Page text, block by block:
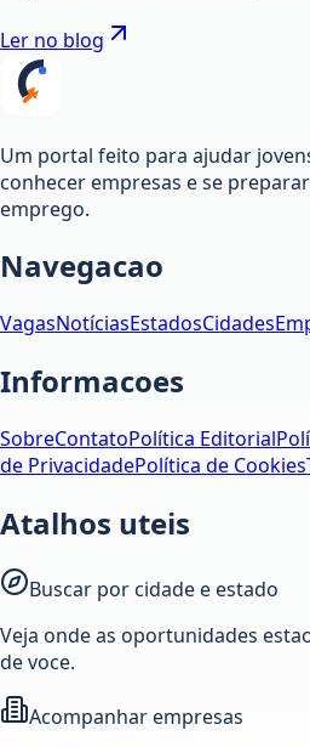
Ler no blog
Um portal feito para ajudar
conhecer empresas e se
emprego.
Navegacao
VagasNotíciasEstadosCidades
Informacoes
SobreContatoPolítica Editorial
de PrivacidadePolítica de Cookies
Atalhos uteis
Buscar por cidade e estado
Veja onde as oportunidades
de voce.
Acompanhar empresas